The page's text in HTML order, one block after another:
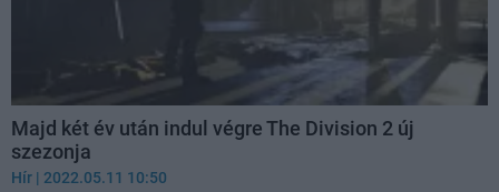
Majd két év után indul végre The Division 2 új
szezonja
Hír | 2022.05.11 10:50